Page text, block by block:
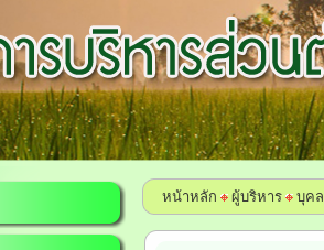
หน้าหลัก ผู้บริหาร บุค